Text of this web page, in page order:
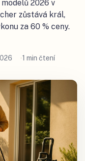
2026 v
zůstává král,
za 60 % ceny.
1 min čtení